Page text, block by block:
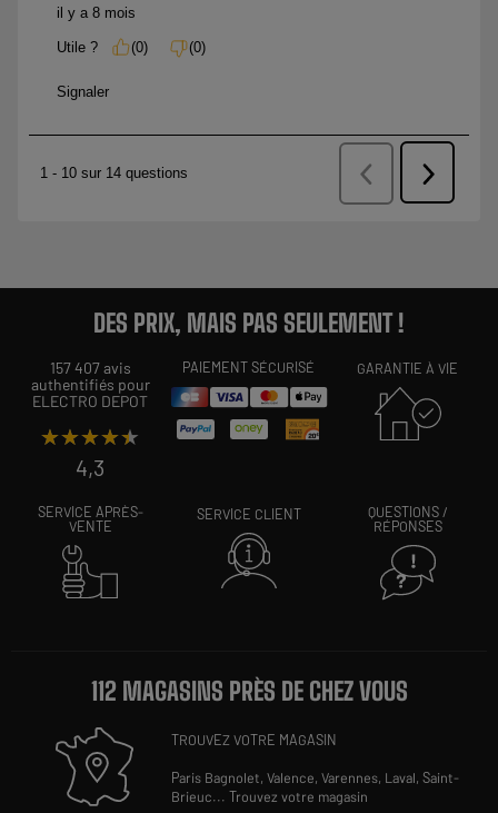
DES PRIX, MAIS PAS SEULEMENT !
157 407 avis
authentifiés pour
ELECTRO DEPOT
★★★★★
★★★★★
4,3
PAIEMENT SÉCURISÉ GARANTIE À VIE
SERVICE APRÈS-
VENTE
SERVICE CLIENT
QUESTIONS /
RÉPONSES
112 MAGASINS PRÈS DE CHEZ VOUS
TROUVEZ VOTRE MAGASIN
Paris Bagnolet,Valence,Varennes, Laval,Saint-
Brieuc...Trouvez votre magasin